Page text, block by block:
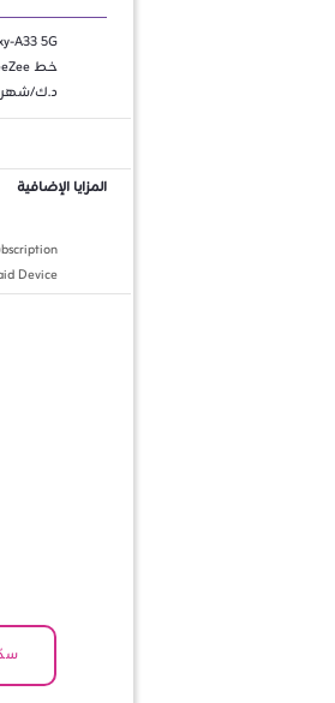
د.ك/
المزايا الإضافية
Device